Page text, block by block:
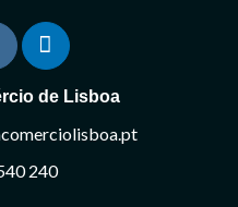
de Lisboa
240